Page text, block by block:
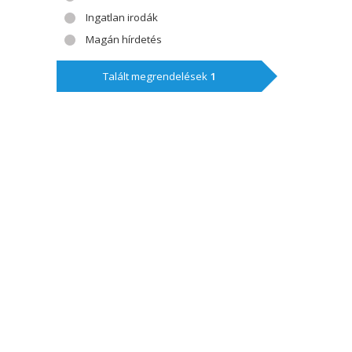
Ingatlan irodák
Magán hírdetés
Talált megrendelések 1